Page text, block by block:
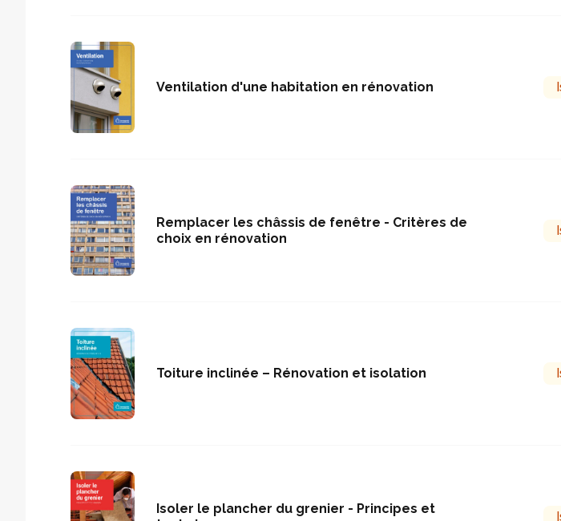
Ventilation d'une habitation en rénovation
Remplacer les châssis de fenêtre - Critères de
choix en rénovation
Toiture inclinée – Rénovation et isolation
Isoler le plancher du grenier - Principes et